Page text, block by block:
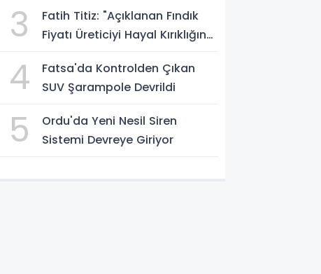
3
Fatih Titiz: "Açıklanan Fındık
Fiyatı Üreticiyi Hayal Kırıklığına
4
Fatsa'da Kontrolden Çıkan
SUV Şarampole Devrildi
5
Ordu'da Yeni Nesil Siren
Sistemi Devreye Giriyor